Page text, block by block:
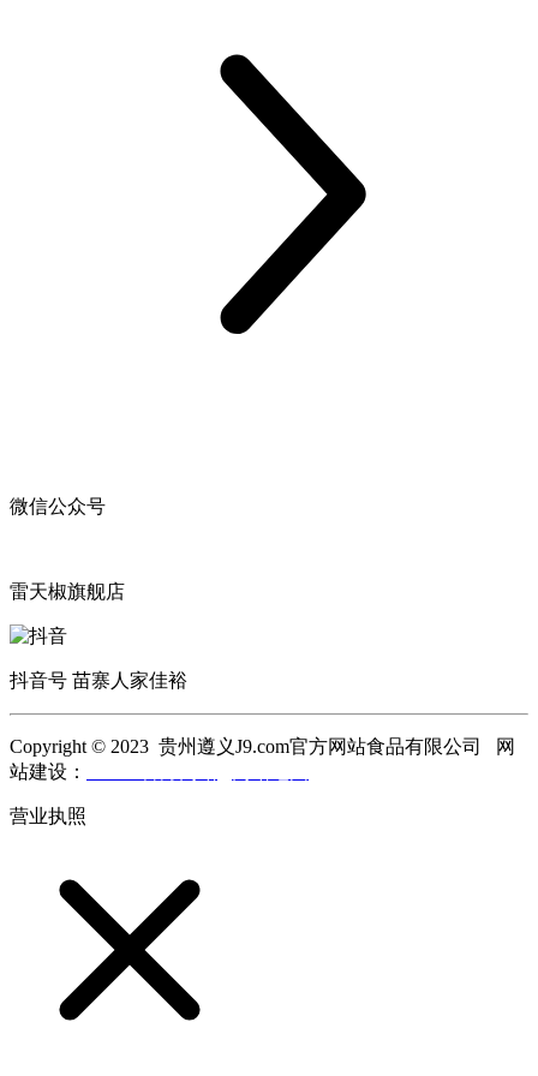
微信公众号
雷天椒旗舰店
抖音号 苗寨人家佳裕
Copyright © 2023 贵州遵义J9.com官方网站食品有限公司 网
站建设：
营业执照